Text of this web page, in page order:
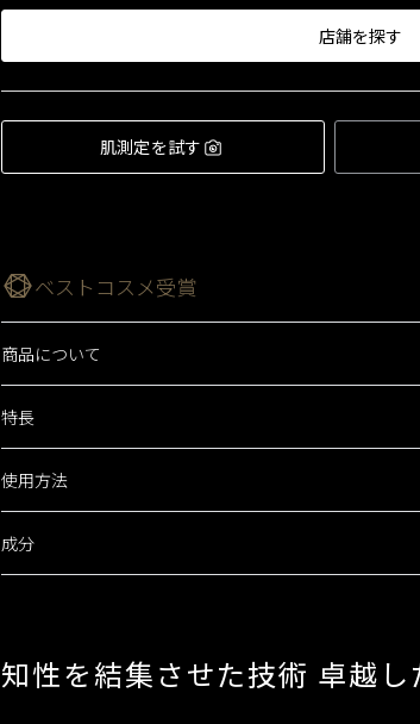
店舗を探す
肌測定を試す
ベストコスメ受賞
VOCE 2021上半期ベストコスメスキンケアライン
VOCE 2021上半期ベストコスメ美容液・オイル部門
&ROSY 2021上半期ベストコスメ美容賢者編 乳液部
商品について
容液です。
生きいきとしたハリと弾力に満ちた、なめらかで均
いが続き、なめらかで均一な肌へ導きます。使うたび
アレルギーテスト済み（すべての人にアレルギーが起きな
特長
卓越した手応え
夜の肌に必要な濃厚なうるおいが長時間続き、なめ
内側から透明感があふれるような、若わかしい輝
効能評価試験済み
使用方法
夜、保湿液の後、手のひらにディスペンサー３回
成分
コフェロール*,精製水,濃グリセリン,１，３－ブチレ
ロキサン,メチルフェニルポリシロキサン,ジグリセリ
知性を結集させた技術 卓越し